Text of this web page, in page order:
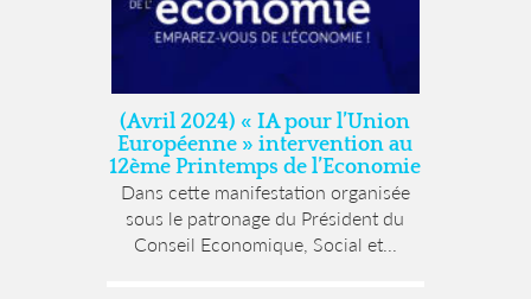
(Avril 2024) « IA pour l’Union
Européenne » intervention au
12ème Printemps de l’Economie
Dans cette manifestation organisée
sous le patronage du Président du
Conseil Economique, Social et...